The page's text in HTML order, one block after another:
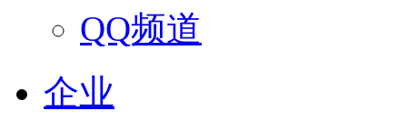
QQ频道
企业